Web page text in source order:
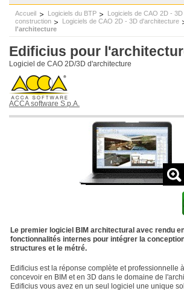
Accueil Logiciels du BTP
Logiciels de CAO 2D - 3D
construction
Logiciels de CAO 2D - 3D d'architecture
l'architecture
Edificius pour
Logiciel de CAO 2D/3D d'architecture
ACCA software S.p.A.
Le premier logiciel BIM architectural avec rendu
fonctionnalités internes pour intégrer la
structures et le métré.
Edificius est la réponse complète et professionnelle
concevoir en BIM et en 3D dans le domaine de
Edificius vous avez en un seul logiciel une unique